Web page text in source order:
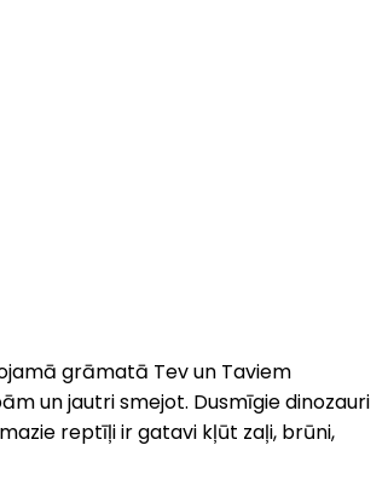
grāmatā Tev un Taviem
un jautri smejot. Dusmīgie dinozauri
reptīļi ir gatavi kļūt zaļi, brūni,